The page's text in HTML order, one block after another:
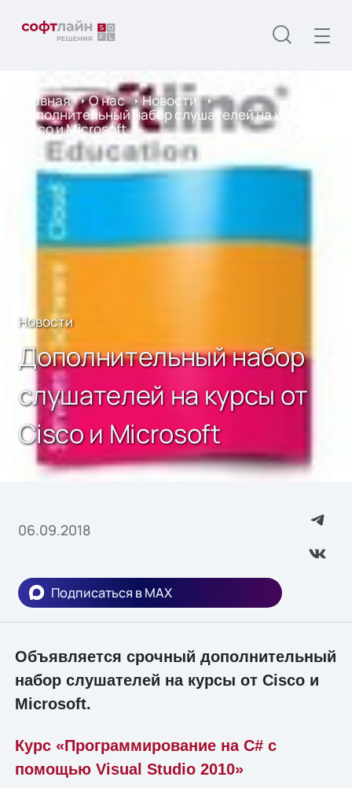
Главная О нас Новости
Дополнительный набор слушателей на курсы от
Cisco и Microsoft
Новости
Дополнительный набор
слушателей на курсы от
Cisco и Microsoft
06.09.2018
Подписаться в MAX
Объявляется срочный дополнительный
набор слушателей на курсы от Cisco и
Microsoft.
Курс «Программирование на C# с
помощью Visual Studio 2010»